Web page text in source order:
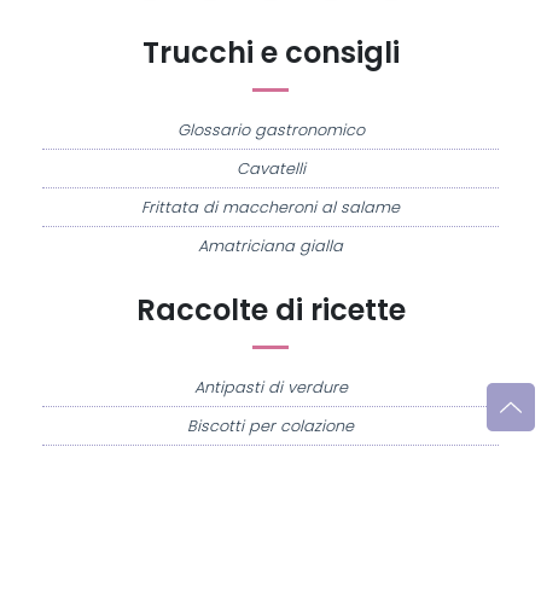
Raccolte di ricette
Antipasti di verdure
Biscotti per colazione
Trucchi e consigli
Glossario gastronomico
Cavatelli
Frittata di maccheroni al salame
Amatriciana gialla